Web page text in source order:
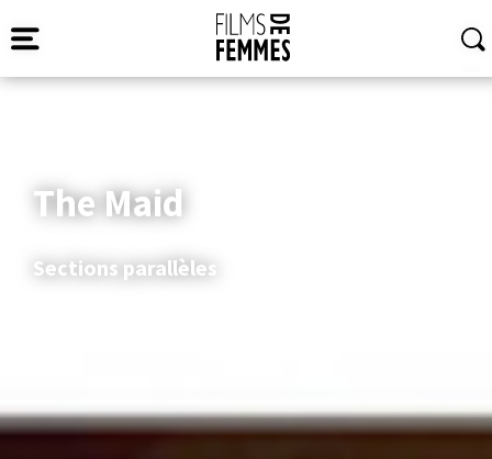
The Maid
Sections parallèles